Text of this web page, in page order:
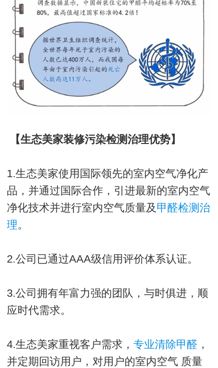
【生态美家装修污染检测治理优势】
1.生态美家使用国际领先的室内空气净化产
品，并通过国际合作，引进最新的室内空气
净化技术并进行室内空气质量及 甲醛检测治
理。
2.公司已通过AAA级信用评价体系认证。
3.公司拥有年富力强的团队，与时俱进，顺
应时代需求。
4.生态美家重视客户需求， 专业清除甲醛 ，
并定期回访用户，对用户的室内空气 质量